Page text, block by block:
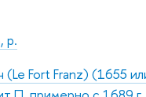
р.
Fort Franz) (1655